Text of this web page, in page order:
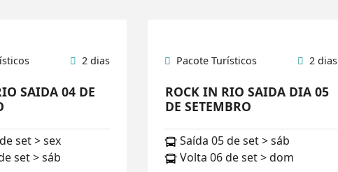
2 dias
SAIDA 04 DE
set > sex
set > sáb
Pacote Turísticos 2 dias
ROCK IN RIO SAIDA DIA 05
DE SETEMBRO
Saída 05 de set > sáb
Volta 06 de set > dom